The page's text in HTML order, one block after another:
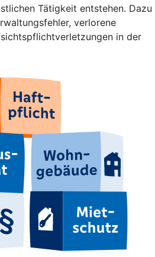
Tätigkeit entstehen. Dazu
verlorene
in der